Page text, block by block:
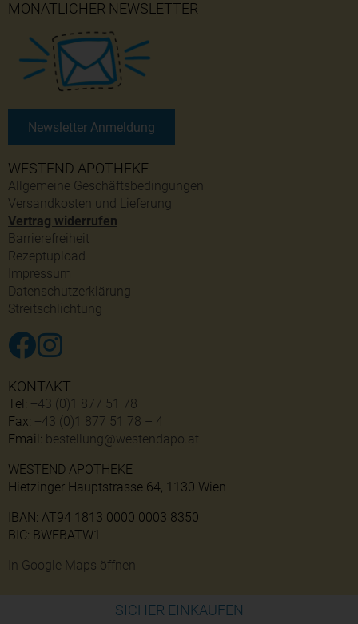
WESTEND APOTHEKE
Allgemeine Geschäftsbedingungen
Versandkosten und Lieferung
Vertrag widerrufen
Barrierefreiheit
Rezeptupload
Impressum
Datenschutzerklärung
Streitschlichtung
MONATLICHER NEWSLETTER
Newsletter Anmeldung
KONTAKT
Tel: +43 (0)1 877 51 78
Fax: +43 (0)1 877 51 78 – 4
Email: bestellung@westendapo.at
WESTEND APOTHEKE
Hietzinger Hauptstrasse 64, 1130 Wien
IBAN: AT94 1813 0000 0003 8350
BIC: BWFBATW1
In Google Maps öffnen
SICHER EINKAUFEN